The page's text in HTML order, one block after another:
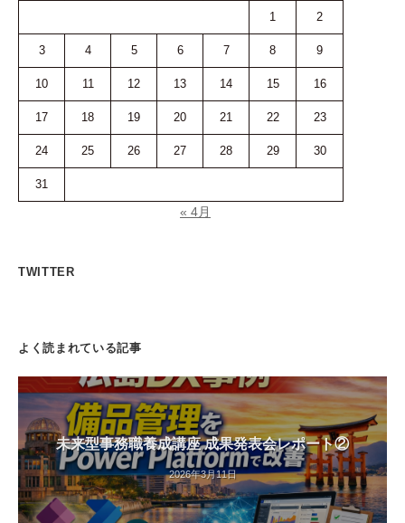
1 2
3 4 5 6 7 8 9
10 11 12 13 14 15 16
17 18 19 20 21 22 23
24 25 26 27 28 29 30
31
« 4月
TWITTER
よく読まれている記事
未来型事務職養成講座 成果発表会レポート②
2026年3月11日